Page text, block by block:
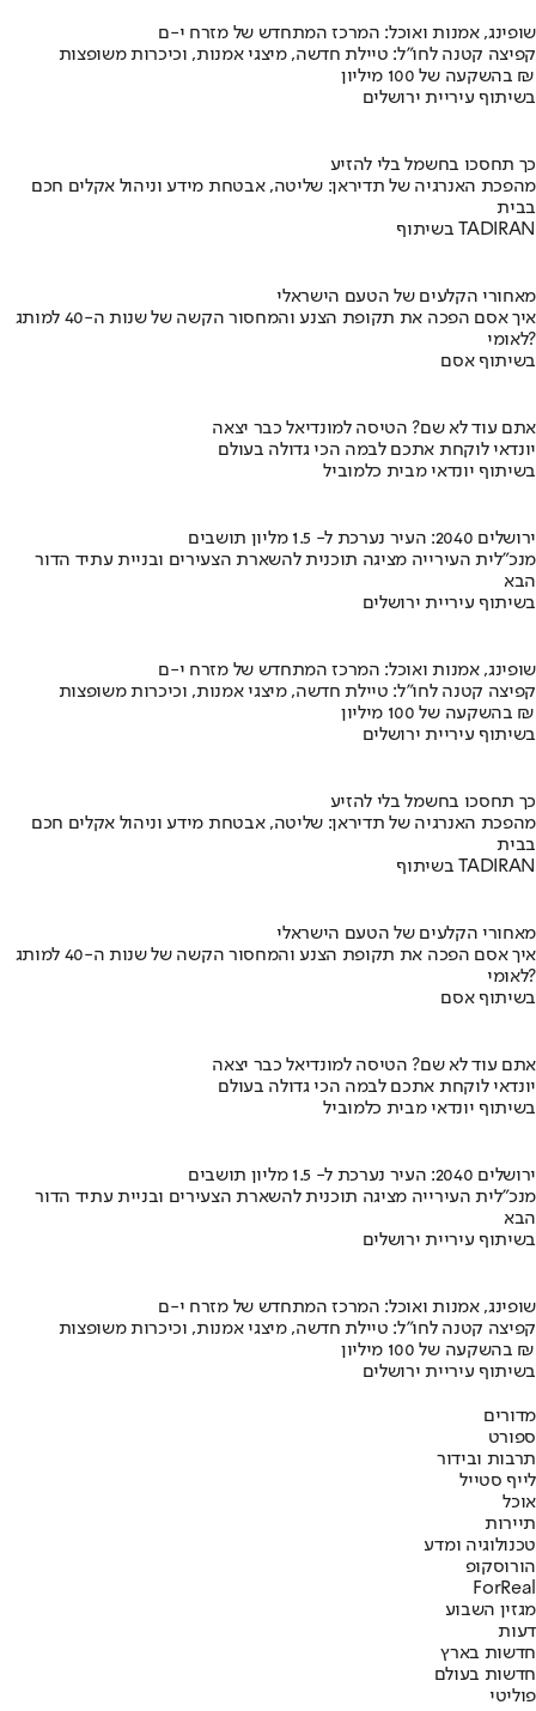
שופינג, אמנות ואוכל: המרכז המתחדש של מזרח י-ם
קפיצה קטנה לחו"ל: טיילת חדשה, מיצגי אמנות, וכיכרות משופצות
בהשקעה של 100 מיליון ₪
בשיתוף עיריית ירושלים
כך תחסכו בחשמל בלי להזיע
מהפכת האנרגיה של תדיראן: שליטה, אבטחת מידע וניהול אקלים חכם
בבית
בשיתוף TADIRAN
מאחורי הקלעים של הטעם הישראלי
איך אסם הפכה את תקופת הצנע והמחסור הקשה של שנות ה-40 למותג
לאומי?
בשיתוף אסם
אתם עוד לא שם? הטיסה למונדיאל כבר יצאה
יונדאי לוקחת אתכם לבמה הכי גדולה בעולם
בשיתוף יונדאי מבית כלמוביל
ירושלים 2040: העיר נערכת ל- 1.5 מליון תושבים
מנכ"לית העירייה מציגה תוכנית להשארת הצעירים ובניית עתיד הדור
הבא
בשיתוף עיריית ירושלים
שופינג, אמנות ואוכל: המרכז המתחדש של מזרח י-ם
קפיצה קטנה לחו"ל: טיילת חדשה, מיצגי אמנות, וכיכרות משופצות
בהשקעה של 100 מיליון ₪
בשיתוף עיריית ירושלים
כך תחסכו בחשמל בלי להזיע
מהפכת האנרגיה של תדיראן: שליטה, אבטחת מידע וניהול אקלים חכם
בבית
בשיתוף TADIRAN
מאחורי הקלעים של הטעם הישראלי
איך אסם הפכה את תקופת הצנע והמחסור הקשה של שנות ה-40 למותג
לאומי?
בשיתוף אסם
אתם עוד לא שם? הטיסה למונדיאל כבר יצאה
יונדאי לוקחת אתכם לבמה הכי גדולה בעולם
בשיתוף יונדאי מבית כלמוביל
ירושלים 2040: העיר נערכת ל- 1.5 מליון תושבים
מנכ"לית העירייה מציגה תוכנית להשארת הצעירים ובניית עתיד הדור
הבא
בשיתוף עיריית ירושלים
שופינג, אמנות ואוכל: המרכז המתחדש של מזרח י-ם
קפיצה קטנה לחו"ל: טיילת חדשה, מיצגי אמנות, וכיכרות משופצות
בהשקעה של 100 מיליון ₪
בשיתוף עיריית ירושלים
מדורים
ספורט
תרבות ובידור
לייף סטייל
אוכל
תיירות
טכנולוגיה ומדע
הורוסקופ
ForReal
מגזין השבוע
דעות
חדשות בארץ
חדשות בעולם
פוליטי